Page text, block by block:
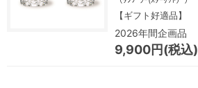
【ギフト好適品】
2026年間企画品
9,900円(税込)